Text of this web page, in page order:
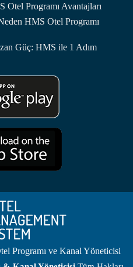
Programı Avantajları
HMS Otel Programı
Güç: HMS ile 1 Adım
Programı ve Kanal Yöneticisi